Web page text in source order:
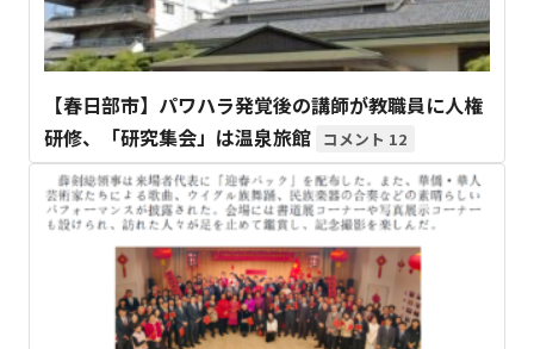
【春日部市】パワハラ発覚後の講師が教職員に人権
研修、「研究集会」は温泉旅館
12